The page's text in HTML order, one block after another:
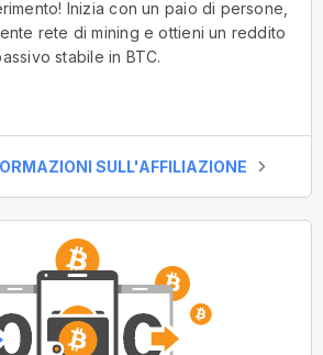
Inizia con un paio di persone,
rete di mining e ottieni un reddito
stabile in BTC.
SULL'AFFILIAZIONE